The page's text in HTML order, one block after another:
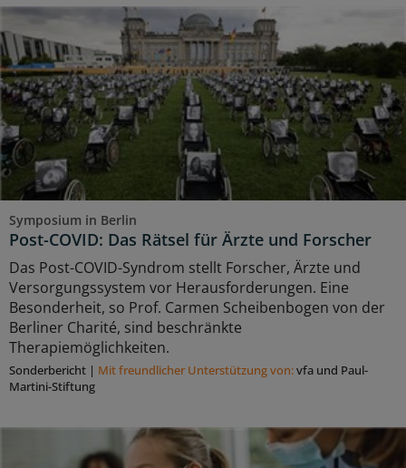
Symposium in Berlin
Post-COVID: Das Rätsel für Ärzte und Forscher
Das Post-COVID-Syndrom stellt Forscher, Ärzte und
Versorgungssystem vor Herausforderungen. Eine
Besonderheit, so Prof. Carmen Scheibenbogen von der
Berliner Charité, sind beschränkte
Therapiemöglichkeiten.
Sonderbericht | Mit freundlicher Unterstützung von:vfa und Paul-
Martini-Stiftung